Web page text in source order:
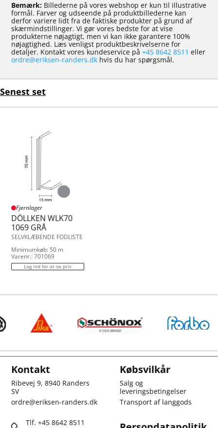
Bemærk: Billederne på vores webshop er kun til illustrative
formål. Farver og udseende på produktbillederne kan
derfor variere lidt fra de faktiske produkter på grund af
skærmindstillinger. Vi gør vores bedste for at vise
produkterne nøjagtigt, men vi kan ikke garantere 100%
nøjagtighed. Læs venligst produktbeskrivelserne for
detaljer. Kontakt vores kundeservice på +45 8642 8511 eller
ordre@eriksen-randers.dk hvis du har spørgsmål.
Senest set
Fjernlager
DÖLLKEN WLK70
1069 GRÅ
SELVKLÆBENDE FODLISTE
Minimumkøb: 50 m
Varenr.: 701069
Log ind for at se pris
Kontakt
Ribevej 9, 8940 Randers
SV
ordre@eriksen-randers.dk
Tlf. +45 8642 8511
Købsvilkår
Salg og
leveringsbetingelser
Transport af langgods